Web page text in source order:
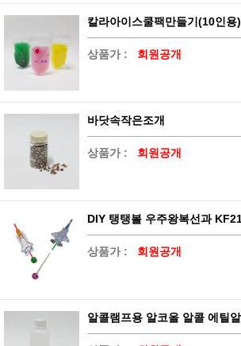
칼라아이스쿨팩만들기(10인용)
상품가 : 회원공개
바닷속작은조개
상품가 : 회원공개
DIY 탱탱볼 우주왕복선과
상품가 : 회원공개
알콜램프용 알코올 알콜 에틸